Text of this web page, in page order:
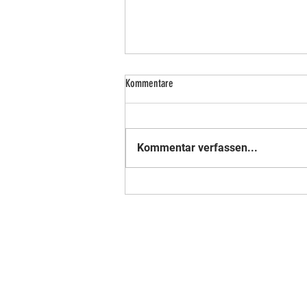
Kommentare
Kommentar verfassen...